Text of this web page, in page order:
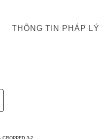
THÔNG TIN PHÁP LÝ
CROPPED 3-2